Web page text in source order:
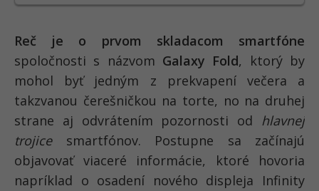
Reč je o prvom skladacom smartfóne
spoločnosti s názvom Galaxy Fold, ktorý by
mohol byť jedným z prekvapení večera a
takzvanou čerešničkou na torte, no na druhej
strane aj odvrátením pozornosti od hlavnej
trojicesmartfónov. Postupne sa začínajú
objavovať viaceré informácie, ktoré hovoria
napríklad o osadení nového displeja Infinity